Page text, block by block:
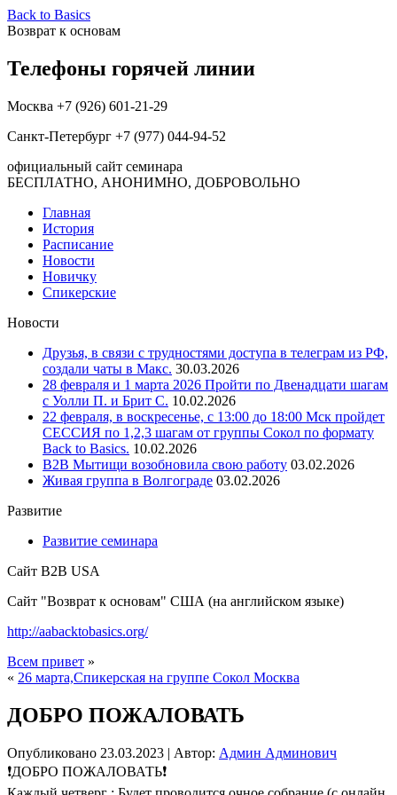
Back to Basics
Возврат к основам
Телефоны горячей линии
Москва +7 (926) 601-21-29
Санкт-Петербург +7 (977) 044-94-52
официальный сайт семинара
БЕСПЛАТНО, АНОНИМНО, ДОБРОВОЛЬНО
Главная
История
Расписание
Новости
Новичку
Спикерские
Новости
Друзья, в связи с трудностями доступа в телеграм из РФ,
создали чаты в Макс. 30.03.2026
28 февраля и 1 марта 2026 Пройти по Двенадцати шагам
с Уолли П. и Брит С. 10.02.2026
22 февраля, в воскресенье, с 13:00 до 18:00 Мск пройдет
СЕССИЯ по 1,2,3 шагам от группы Сокол по формату
Back to Basics. 10.02.2026
В2В Мытищи возобновила свою работу 03.02.2026
Живая группа в Волгограде 03.02.2026
Развитие
Развитие семинара
Сайт B2B USA
Сайт "Возврат к основам" США (на английском языке)
http://aabacktobasics.org/
Всем привет »
« 26 марта,Спикерская на группе Сокол Москва
ДОБРО ПОЖАЛОВАТЬ
Опубликовано 23.03.2023 | Автор: Админ Админович
❗️ДОБРО ПОЖАЛОВАТЬ❗️